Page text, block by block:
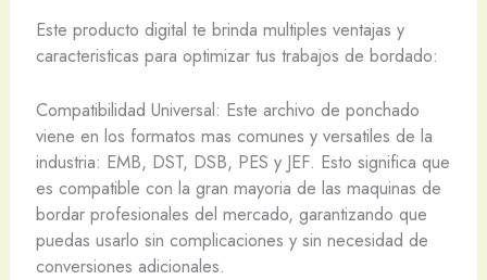
Este producto digital te brinda multiples ventajas y
caracteristicas para optimizar tus trabajos de bordado:
Compatibilidad Universal: Este archivo de ponchado
viene en los formatos mas comunes y versatiles de la
industria: EMB, DST, DSB, PES y JEF. Esto significa que
es compatible con la gran mayoria de las maquinas de
bordar profesionales del mercado, garantizando que
puedas usarlo sin complicaciones y sin necesidad de
conversiones adicionales.